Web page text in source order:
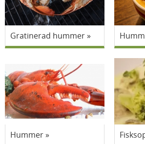
Gratinerad hummer
Hummer